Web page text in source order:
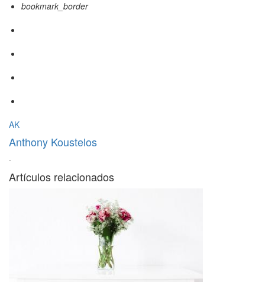
bookmark_border
AK
Anthony Koustelos
·
Artículos relacionados